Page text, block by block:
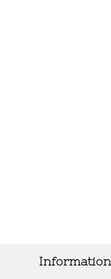
Information